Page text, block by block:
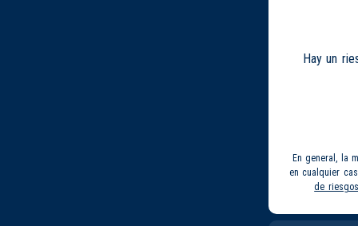
Hay un
En general, la
en cualquier
de riesgos